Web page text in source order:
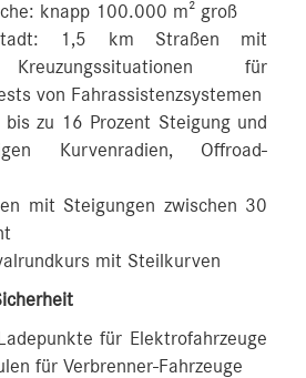
knapp 100.000 m² groß
1,5 km Straßen mit
für
von Fahrassistenzsystemen
bis zu 16 Prozent Steigung und
Kurvenradien, Offroad-
mit Steigungen zwischen 30
mit Steilkurven
für Elektrofahrzeuge
für Verbrenner-Fahrzeuge